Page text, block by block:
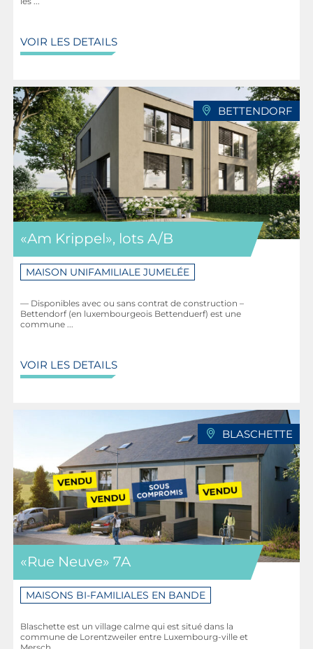
VOIR LES DETAILS
BETTENDORF
«Am Krippel», lots A/B
MAISON UNIFAMILIALE JUMELÉE
— Disponibles avec ou sans contrat de construction –
Bettendorf (en luxembourgeois Bettenduerf) est une
commune ...
VOIR LES DETAILS
BLASCHETTE
«Rue Neuve» 7A
MAISONS BI-FAMILIALES EN BANDE
Blaschette est un village calme qui est situé dans la
commune de Lorentzweiler entre Luxembourg-ville et